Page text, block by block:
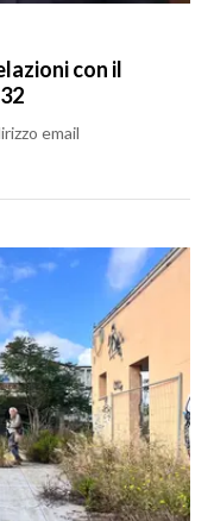
con il
email